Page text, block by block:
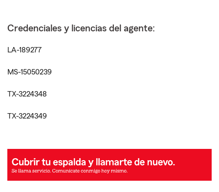
Credenciales y licencias del agente:
LA-189277
MS-15050239
TX-3224348
TX-3224349